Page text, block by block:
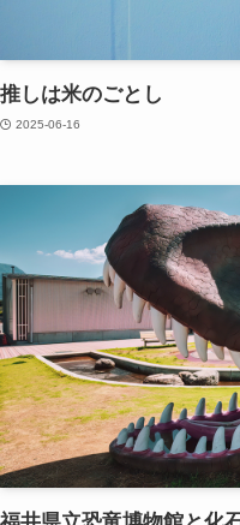
推しは米のごとし
2025-06-16